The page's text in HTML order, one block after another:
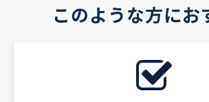
このような方にお